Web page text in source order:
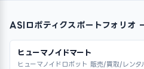
ASIロボティクスポートフォリオ
ヒューマノイドマート
ヒューマノイドロボット 販売/買取/レンタ